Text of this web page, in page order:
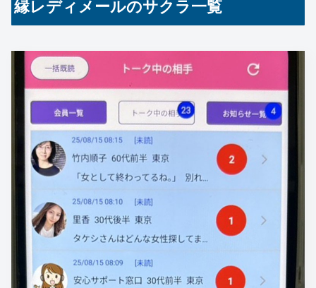
縁レディメールのサクラ一覧